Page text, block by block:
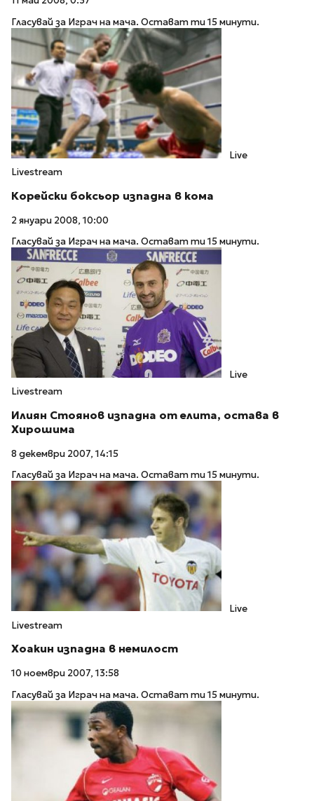
Гласувай за Играч на мача. Остават ти 15 минути.
Live
Livestream
Корейски боксьор изпадна в кома
2 януари 2008, 10:00
Гласувай за Играч на мача. Остават ти 15 минути.
Live
Livestream
Илиян Стоянов изпадна от елита, остава в
Хирошима
8 декември 2007, 14:15
Гласувай за Играч на мача. Остават ти 15 минути.
Live
Livestream
Хоакин изпадна в немилост
10 ноември 2007, 13:58
Гласувай за Играч на мача. Остават ти 15 минути.